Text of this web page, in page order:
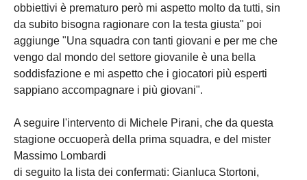
obbiettivi è prematuro però mi aspetto molto da tutti, sin
da subito bisogna ragionare con la testa giusta" poi
aggiunge "Una squadra con tanti giovani e per me che
vengo dal mondo del settore giovanile è una bella
soddisfazione e mi aspetto che i giocatori più esperti
sappiano accompagnare i più giovani".
A seguire l'intervento di Michele Pirani, che da questa
stagione occuoperà della prima squadra, e del mister
Massimo Lombardi
di seguito la lista dei confermati: Gianluca Stortoni,